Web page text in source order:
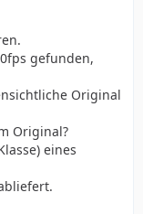
gefunden,
Original
Original?
eines